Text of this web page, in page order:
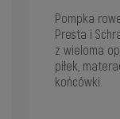
Pompka
Presta i
z wieloma
piłek,
końcówki.